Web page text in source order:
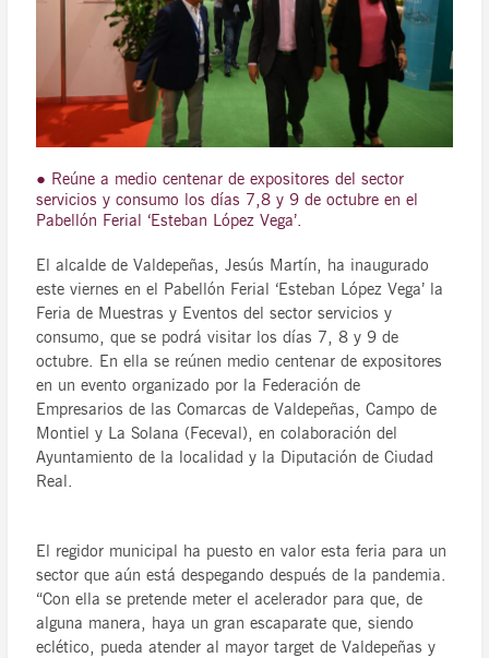
● Reúne a medio centenar de expositores del sector
servicios y consumo los días 7,8 y 9 de octubre en el
Pabellón Ferial ‘Esteban López Vega’.
El alcalde de Valdepeñas, Jesús Martín, ha inaugurado
este viernes en el Pabellón Ferial ‘Esteban López Vega’ la
Feria de Muestras y Eventos del sector servicios y
consumo, que se podrá visitar los días 7, 8 y 9 de
octubre. En ella se reúnen medio centenar de expositores
en un evento organizado por la Federación de
Empresarios de las Comarcas de Valdepeñas, Campo de
Montiel y La Solana (Feceval), en colaboración del
Ayuntamiento de la localidad y la Diputación de Ciudad
Real.
El regidor municipal ha puesto en valor esta feria para un
sector que aún está despegando después de la pandemia.
“Con ella se pretende meter el acelerador para que, de
alguna manera, haya un gran escaparate que, siendo
eclético, pueda atender al mayor target de Valdepeñas y